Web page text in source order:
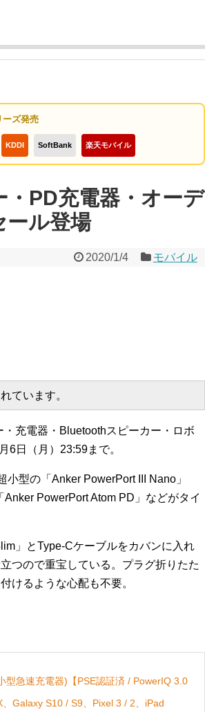
ーズ発売
KDDI SoftBank 楽天モバイル
PD充電器・オーデ
ール登場
2020/1/4 モバイル
ています。
充電器・Bluetoothスピーカー・ロボ
6日（月）23:59まで。
型の「Anker PowerPort III Nano」
PowerPort Atom PD」などがタイ
」とType-Cケーブルをカバンに入れ
つので重宝している。プラグ折りたた
けるような心配も不要。
急速充電器)【PSE認証済 / PowerIQ 3.0
Galaxy S10 / S9、Pixel 3 / 2、iPad